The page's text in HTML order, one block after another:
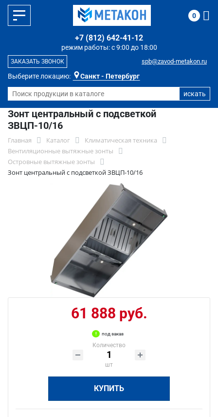
Выберите локацию: Санкт - Петербург
режим работы: с 9:00 до 18:00
+7 (812) 642-41-12
spb@zavod-metakon.ru
ЗАКАЗАТЬ ЗВОНОК
0
Зонт центральный с подсветкой
ЗВЦП-10/16
Главная Каталог
Климатическая техника
Вентиляционные вытяжные зонты
Островные вытяжные зонты
Зонт центральный с подсветкой ЗВЦП-10/16
61 888 руб.
под заказ
Количество
шт
КУПИТЬ